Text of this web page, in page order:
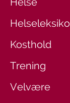
Kosthold
Trening
Velvære